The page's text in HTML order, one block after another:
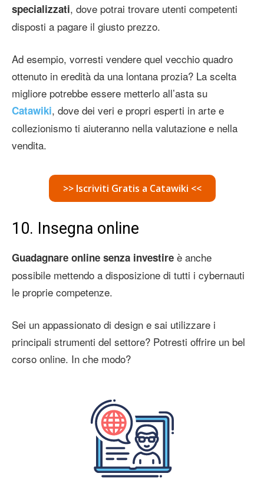
specializzati, dove potrai trovare utenti competenti
disposti a pagare il giusto prezzo.
Ad esempio, vorresti vendere quel vecchio quadro
ottenuto in eredità da una lontana prozia? La scelta
migliore potrebbe essere metterlo all’asta su
Catawiki, dove dei veri e propri esperti in arte e
collezionismo ti aiuteranno nella valutazione e nella
vendita.
>> Iscriviti Gratis a Catawiki <<
10. Insegna online
Guadagnare online senza investire è anche
possibile mettendo a disposizione di tutti i cybernauti
le proprie competenze.
Sei un appassionato di design e sai utilizzare i
principali strumenti del settore? Potresti offrire un bel
corso online. In che modo?